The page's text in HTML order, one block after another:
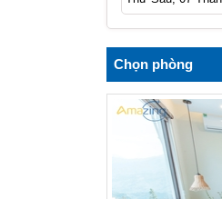
Chọn phòng